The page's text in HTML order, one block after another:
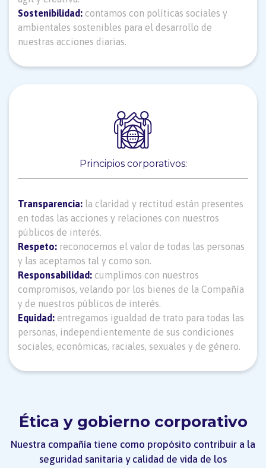
Sostenibilidad: contamos con políticas sociales y
ambientales sostenibles para el desarrollo de
nuestras acciones diarias.
Principios corporativos:
Transparencia: la claridad y rectitud están presentes
en todas las acciones y relaciones con nuestros
públicos de interés.
Respeto: reconocemos el valor de todas las personas
y las aceptamos tal y como son.
Responsabilidad: cumplimos con nuestros
compromisos, velando por los bienes de la Compañía
y de nuestros públicos de interés.
Equidad: entregamos igualdad de trato para todas las
personas, independientemente de sus condiciones
sociales, económicas, raciales, sexuales y de género.
Ética y gobierno corporativo
Nuestra compañía tiene como propósito contribuir a la
seguridad sanitaria y calidad de vida de los